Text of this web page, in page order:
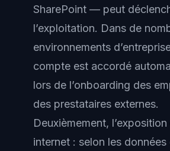
SharePoint — peut
l’exploitation. Dans de
environnements
compte est accordé
lors de l’onboarding des
des prestataires externes.
Deuxièmement,
internet : selon les